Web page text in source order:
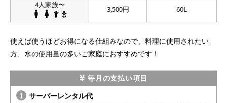
4人家族〜 3,500円 60L
使えば使うほどお得になる仕組みなので、料理に使用されたい
方、水の使用量の多いご家庭におすすめです！
毎月の支払い項目
サーバーレンタル代